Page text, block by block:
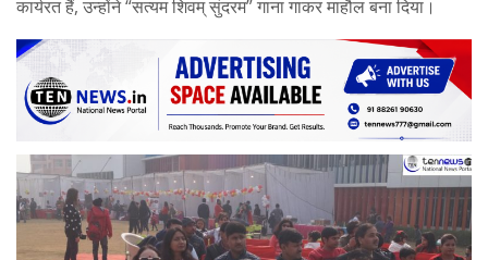
कार्यरत हैं, उन्होंने “सत्यम शिवम् सुंदरम” गाना गाकर माहौल बना दिया।